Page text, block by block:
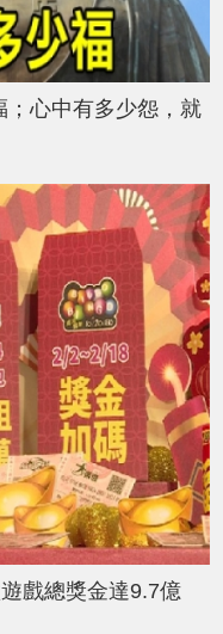
；心中有多少怨，就
戲總獎金達9.7億